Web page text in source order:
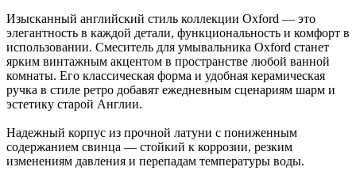
Изысканный английский стиль коллекции Oxford — это
элегантность в каждой детали, функциональность и комфорт в
использовании. Смеситель для умывальника Oxford станет
ярким винтажным акцентом в пространстве любой ванной
комнаты. Его классическая форма и удобная керамическая
ручка в стиле ретро добавят ежедневным сценариям шарм и
эстетику старой Англии.
Надежный корпус из прочной латуни с пониженным
содержанием свинца — стойкий к коррозии, резким
изменениям давления и перепадам температуры воды.